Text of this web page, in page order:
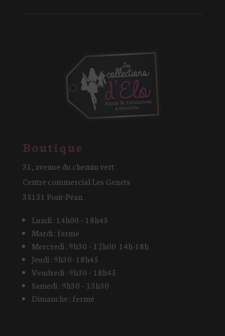
Boutique
31, avenue du chemin vert
Centre commercial Les Genets
35131 Pont-Péan.
Lundi : 14h00 – 18h45
Mardi : fermé
Mercredi : 9h30 – 12h00 14h-18h
Jeudi : 9h30- 18h45
Vendredi : 9h30 – 18h45
Samedi : 9h30 – 13h30
Dimanche : fermé